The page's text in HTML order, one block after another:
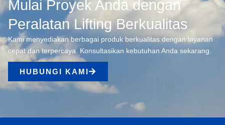
Mulai Proyek Anda dengan
Peralatan Lifting Berkualitas
Kami menyediakan berbagai produk berkualitas dengan layanan
cepat dan terpercaya. Konsultasikan kebutuhan Anda sekarang.
HUBUNGI KAMI